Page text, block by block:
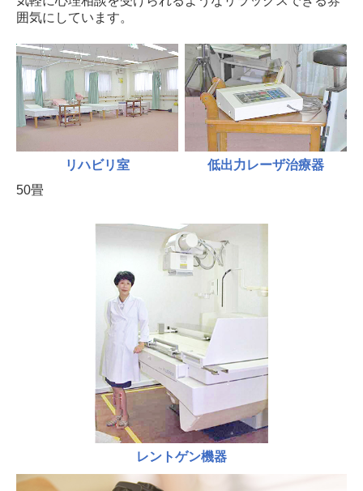
囲気にしています。
リハビリ室
50畳
低出力レーザ治療器
レントゲン機器